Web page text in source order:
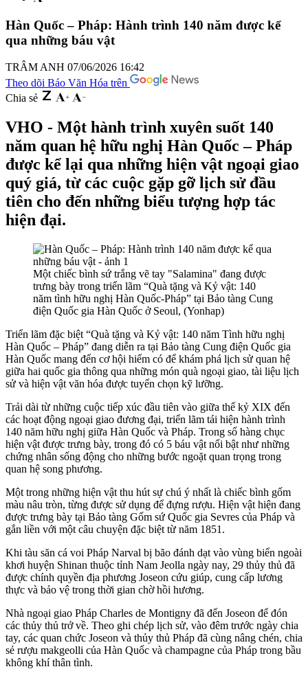
Hàn Quốc – Pháp: Hành trình 140 năm được kể
qua những báu vật
TRÂM ANH 07/06/2026 16:42
Theo dõi Báo Văn Hóa trên
Chia sẻ
VHO - Một hành trình xuyên suốt 140
năm quan hệ hữu nghị Hàn Quốc – Pháp
được kể lại qua những hiện vật ngoại giao
quý giá, từ các cuộc gặp gỡ lịch sử đầu
tiên cho đến những biểu tượng hợp tác
hiện đại.
Một chiếc bình sứ trắng vẽ tay "Salamina" đang được
trưng bày trong triển lãm “Quà tặng và Kỷ vật: 140
năm tình hữu nghị Hàn Quốc-Pháp” tại Bảo tàng Cung
điện Quốc gia Hàn Quốc ở Seoul, (Yonhap)
Triển lãm đặc biệt “Quà tặng và Kỷ vật: 140 năm Tình hữu nghị
Hàn Quốc – Pháp” đang diễn ra tại Bảo tàng Cung điện Quốc gia
Hàn Quốc mang đến cơ hội hiếm có để khám phá lịch sử quan hệ
giữa hai quốc gia thông qua những món quà ngoại giao, tài liệu lịch
sử và hiện vật văn hóa được tuyển chọn kỹ lưỡng.
Trải dài từ những cuộc tiếp xúc đầu tiên vào giữa thế kỷ XIX đến
các hoạt động ngoại giao đương đại, triển lãm tái hiện hành trình
140 năm hữu nghị giữa Hàn Quốc và Pháp. Trong số hàng chục
hiện vật được trưng bày, trong đó có 5 báu vật nổi bật như những
chứng nhân sống động cho những bước ngoặt quan trọng trong
quan hệ song phương.
Một trong những hiện vật thu hút sự chú ý nhất là chiếc bình gốm
màu nâu tròn, từng được sử dụng để đựng rượu. Hiện vật hiện đang
được trưng bày tại Bảo tàng Gốm sứ Quốc gia Sevres của Pháp và
gắn liền với một câu chuyện đặc biệt từ năm 1851.
Khi tàu săn cá voi Pháp Narval bị bão đánh dạt vào vùng biển ngoài
khơi huyện Shinan thuộc tỉnh Nam Jeolla ngày nay, 29 thủy thủ đã
được chính quyền địa phương Joseon cứu giúp, cung cấp lương
thực và bảo vệ trong thời gian chờ hồi hương.
Nhà ngoại giao Pháp Charles de Montigny đã đến Joseon để đón
các thủy thủ trở về. Theo ghi chép lịch sử, vào đêm trước ngày chia
tay, các quan chức Joseon và thủy thủ Pháp đã cùng nâng chén, chia
sẻ rượu makgeolli của Hàn Quốc và champagne của Pháp trong bầu
không khí thân tình.